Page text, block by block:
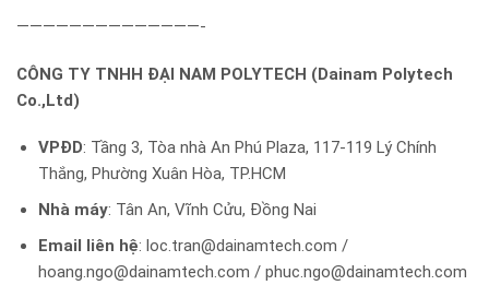
——————————————-
CÔNG TY TNHH ĐẠI NAM POLYTECH (Dainam Polytech
Co.,Ltd)
VPĐD: Tầng 3, Tòa nhà An Phú Plaza, 117-119 Lý Chính
Thắng, Phường Xuân Hòa, TP.HCM
Nhà máy: Tân An, Vĩnh Cửu, Đồng Nai
Email liên hệ: loc.tran@dainamtech.com /
hoang.ngo@dainamtech.com / phuc.ngo@dainamtech.com